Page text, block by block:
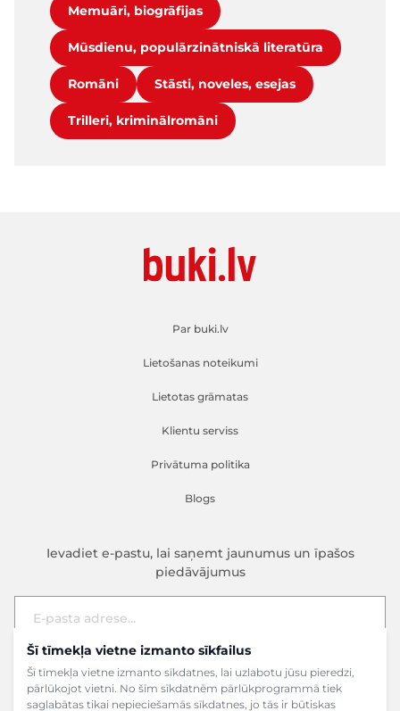
Šī tīmekļa vietne izmanto sīkfailus
Šī tīmekļa vietne izmanto sīkdatnes, lai uzlabotu jūsu pieredzi,
pārlūkojot vietni. No šīm sīkdatnēm pārlūkprogrammā tiek
saglabātas tikai nepieciešamās sīkdatnes, jo tās ir būtiskas
Memuāri, biogrāfijas
Mūsdienu, populārzinātniskā literatūra
Romāni Stāsti, noveles, esejas
Trilleri, kriminālromāni
Par buki.lv
Lietošanas noteikumi
Lietotas grāmatas
Klientu serviss
Privātuma politika
Blogs
Ievadiet e-pastu, lai saņemt jaunumus un īpašos
piedāvājumus
E-pasta adrese
Pieteikties